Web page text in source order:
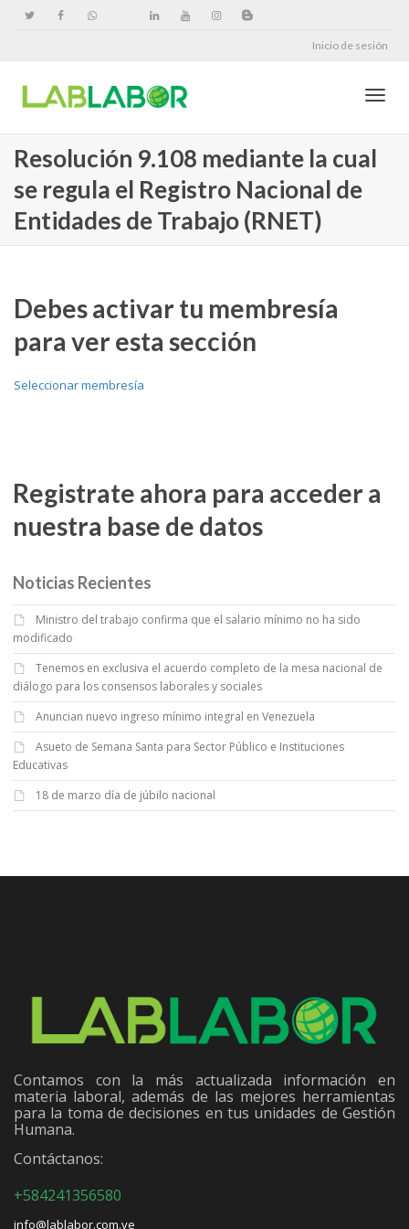
Inicio de sesión
Resolución 9.108 mediante la cual
se regula el Registro Nacional de
Entidades de Trabajo (RNET)
Debes activar tu membresía
para ver esta sección
Seleccionar membresía
Registrate ahora para acceder a
nuestra base de datos
Noticias Recientes
Ministro del trabajo confirma que el salario mínimo no ha sido
modificado
Tenemos en exclusiva el acuerdo completo de la mesa nacional de
diálogo para los consensos laborales y sociales
Anuncian nuevo ingreso mínimo integral en Venezuela
Asueto de Semana Santa para Sector Público e Instituciones
Educativas
18 de marzo día de júbilo nacional
Contamos con la más actualizada información en
materia laboral, además de las mejores herramientas
para la toma de decisiones en tus unidades de Gestión
Humana.
Contáctanos:
+584241356580
info@lablabor.com.ve